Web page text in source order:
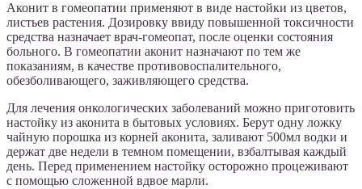
Аконит в гомеопатии применяют в виде настойки из цветов,
листьев растения. Дозировку ввиду повышенной токсичности
средства назначает врач-гомеопат, после оценки состояния
больного. В гомеопатии аконит назначают по тем же
показаниям, в качестве противовоспалительного,
обезболивающего, заживляющего средства.
Для лечения онкологических заболеваний можно приготовить
настойку из аконита в бытовых условиях. Берут одну ложку
чайную порошка из корней аконита, заливают 500мл водки и
держат две недели в темном помещении, взбалтывая каждый
день. Перед применением настойку осторожно процеживают
с помощью сложенной вдвое марли.